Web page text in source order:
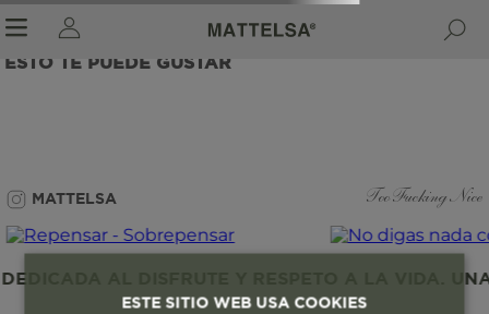
ESTO TE PUEDE GUSTAR
MATTELSA Too Fucking Nice
AL DISFRUTE Y RESPETO A LA VIDA.
ESTE SITIO WEB USA COOKIES